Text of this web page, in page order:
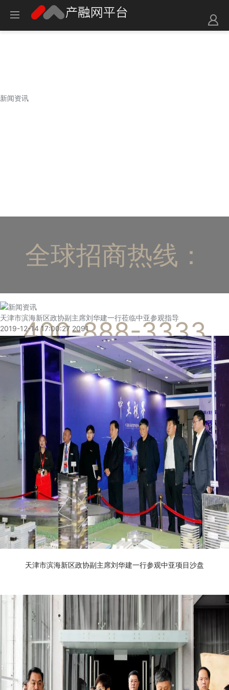
新闻资讯
全球招商热线：
400-888-3333
天津市滨海新区政协副主席刘华建一行莅临中亚参观指导
2019-12-14 17:00:27 2091
天津市滨海新区政协副主席刘华建一行参观中亚项目沙盘